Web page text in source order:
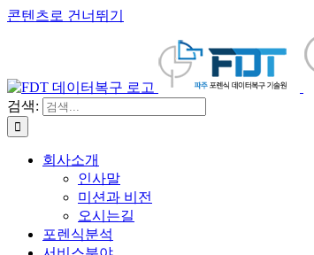
콘텐츠로 건너뛰기
검색:
회사소개
인사말
미션과 비전
오시는길
포렌식분석